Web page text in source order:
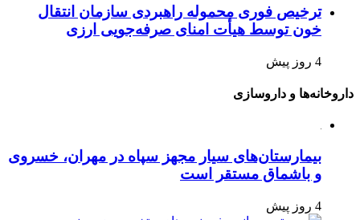
ترخیص فوری محموله راهبردی سازمان انتقال
خون توسط هیأت امنای صرفه‌جویی ارزی
4 روز پیش
داروخانه‌ها و داروسازی
بیمارستان‌های سیار مجهز سپاه در مهران، خسروی
و باشماق مستقر است
4 روز پیش